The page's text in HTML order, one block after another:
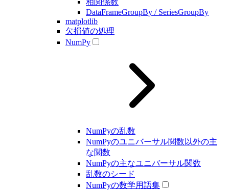
相関係数
DataFrameGroupBy / SeriesGroupBy
matplotlib
欠損値の処理
NumPy
NumPyの乱数
NumPyのユニバーサル関数以外の主
な関数
NumPyの主なユニバーサル関数
乱数のシード
NumPyの数学用語集